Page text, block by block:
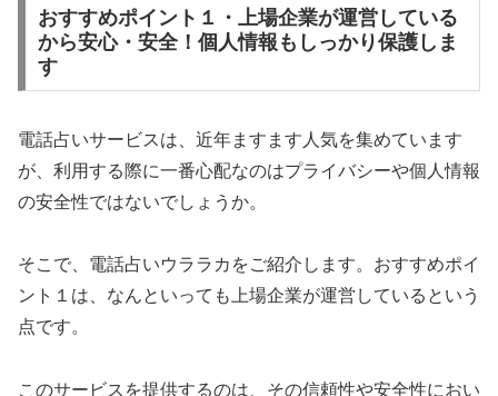
おすすめポイント１・上場企業が運営している
から安心・安全！個人情報もしっかり保護しま
す
電話占いサービスは、近年ますます人気を集めています
が、利用する際に一番心配なのはプライバシーや個人情報
の安全性ではないでしょうか。
そこで、電話占いウララカをご紹介します。おすすめポイ
ント１は、なんといっても上場企業が運営しているという
点です。
このサービスを提供するのは、その信頼性や安全性におい